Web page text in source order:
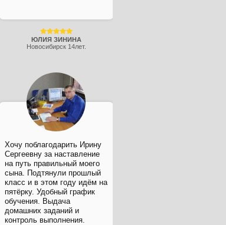
ЮЛИЯ ЗИНИНА
Новосибирск 14лет.
Хочу поблагодарить Ирину
Сергеевну за наставление
на путь правильный моего
сына. Подтянули прошлый
класс и в этом году идём на
пятёрку. Удобный график
обучения. Выдача
домашних заданий и
контроль выполнения.